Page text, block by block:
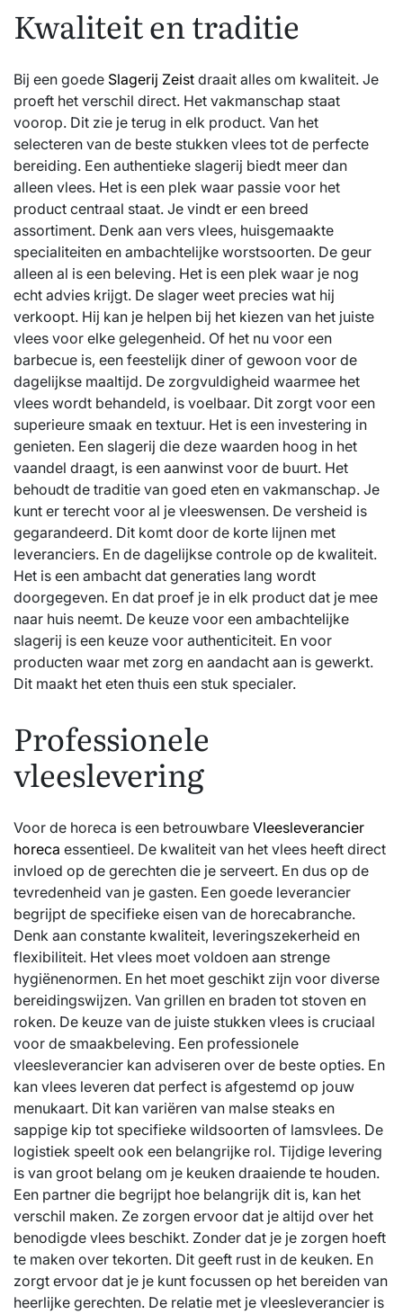
Kwaliteit en traditie
Bij een goede Slagerij Zeist draait alles om kwaliteit. Je
proeft het verschil direct. Het vakmanschap staat
voorop. Dit zie je terug in elk product. Van het
selecteren van de beste stukken vlees tot de perfecte
bereiding. Een authentieke slagerij biedt meer dan
alleen vlees. Het is een plek waar passie voor het
product centraal staat. Je vindt er een breed
assortiment. Denk aan vers vlees, huisgemaakte
specialiteiten en ambachtelijke worstsoorten. De geur
alleen al is een beleving. Het is een plek waar je nog
echt advies krijgt. De slager weet precies wat hij
verkoopt. Hij kan je helpen bij het kiezen van het juiste
vlees voor elke gelegenheid. Of het nu voor een
barbecue is, een feestelijk diner of gewoon voor de
dagelijkse maaltijd. De zorgvuldigheid waarmee het
vlees wordt behandeld, is voelbaar. Dit zorgt voor een
superieure smaak en textuur. Het is een investering in
genieten. Een slagerij die deze waarden hoog in het
vaandel draagt, is een aanwinst voor de buurt. Het
behoudt de traditie van goed eten en vakmanschap. Je
kunt er terecht voor al je vleeswensen. De versheid is
gegarandeerd. Dit komt door de korte lijnen met
leveranciers. En de dagelijkse controle op de kwaliteit.
Het is een ambacht dat generaties lang wordt
doorgegeven. En dat proef je in elk product dat je mee
naar huis neemt. De keuze voor een ambachtelijke
slagerij is een keuze voor authenticiteit. En voor
producten waar met zorg en aandacht aan is gewerkt.
Dit maakt het eten thuis een stuk specialer.
Professionele
vleeslevering
Voor de horeca is een betrouwbare Vleesleverancier
horeca essentieel. De kwaliteit van het vlees heeft direct
invloed op de gerechten die je serveert. En dus op de
tevredenheid van je gasten. Een goede leverancier
begrijpt de specifieke eisen van de horecabranche.
Denk aan constante kwaliteit, leveringszekerheid en
flexibiliteit. Het vlees moet voldoen aan strenge
hygiënenormen. En het moet geschikt zijn voor diverse
bereidingswijzen. Van grillen en braden tot stoven en
roken. De keuze van de juiste stukken vlees is cruciaal
voor de smaakbeleving. Een professionele
vleesleverancier kan adviseren over de beste opties. En
kan vlees leveren dat perfect is afgestemd op jouw
menukaart. Dit kan variëren van malse steaks en
sappige kip tot specifieke wildsoorten of lamsvlees. De
logistiek speelt ook een belangrijke rol. Tijdige levering
is van groot belang om je keuken draaiende te houden.
Een partner die begrijpt hoe belangrijk dit is, kan het
verschil maken. Ze zorgen ervoor dat je altijd over het
benodigde vlees beschikt. Zonder dat je je zorgen hoeft
te maken over tekorten. Dit geeft rust in de keuken. En
zorgt ervoor dat je je kunt focussen op het bereiden van
heerlijke gerechten. De relatie met je vleesleverancier is